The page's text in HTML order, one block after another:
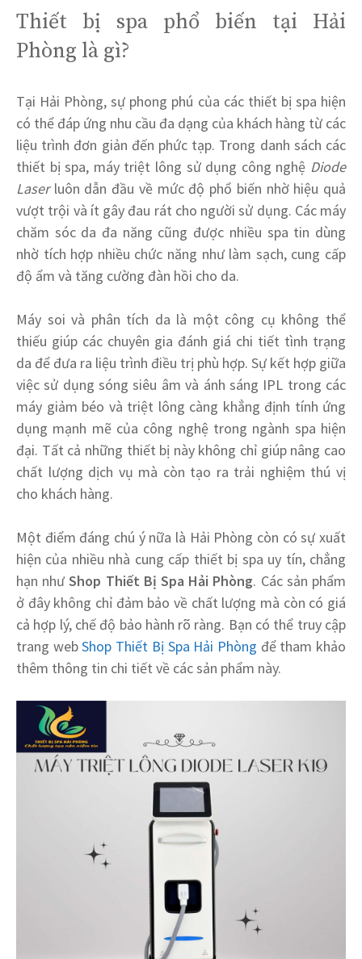
Thiết bị spa phổ biến tại Hải
Phòng là gì?
Tại Hải Phòng, sự phong phú của các thiết bị spa hiện
có thể đáp ứng nhu cầu đa dạng của khách hàng từ các
liệu trình đơn giản đến phức tạp. Trong danh sách các
thiết bị spa, máy triệt lông sử dụng công nghệ Diode
Laserluôn dẫn đầu về mức độ phổ biến nhờ hiệu quả
vượt trội và ít gây đau rát cho người sử dụng. Các máy
chăm sóc da đa năng cũng được nhiều spa tin dùng
nhờ tích hợp nhiều chức năng như làm sạch, cung cấp
độ ẩm và tăng cường đàn hồi cho da.
Máy soi và phân tích da là một công cụ không thể
thiếu giúp các chuyên gia đánh giá chi tiết tình trạng
da để đưa ra liệu trình điều trị phù hợp. Sự kết hợp giữa
việc sử dụng sóng siêu âm và ánh sáng IPL trong các
máy giảm béo và triệt lông càng khẳng định tính ứng
dụng mạnh mẽ của công nghệ trong ngành spa hiện
đại. Tất cả những thiết bị này không chỉ giúp nâng cao
chất lượng dịch vụ mà còn tạo ra trải nghiệm thú vị
cho khách hàng.
Một điểm đáng chú ý nữa là Hải Phòng còn có sự xuất
hiện của nhiều nhà cung cấp thiết bị spa uy tín, chẳng
hạn nhưShop Thiết Bị Spa Hải Phòng. Các sản phẩm
ở đây không chỉ đảm bảo về chất lượng mà còn có giá
cả hợp lý, chế độ bảo hành rõ ràng. Bạn có thể truy cập
trang webShop Thiết Bị Spa Hải Phòng để tham khảo
thêm thông tin chi tiết về các sản phẩm này.